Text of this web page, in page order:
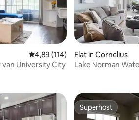
5, 170 recensies
Gemiddelde beoordeling van
4,89 (114)
van University City
Flat in Cornelius
Lake Norman
Superhost
Superhost